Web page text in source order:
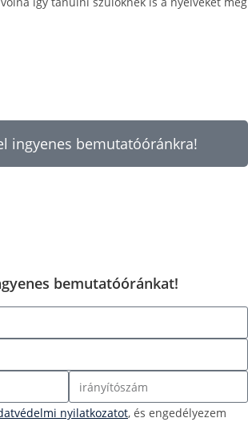
ingyenes bemutatóóránkra!
bemutatóóránkat!
nyilatkozatot, és engedélyezem